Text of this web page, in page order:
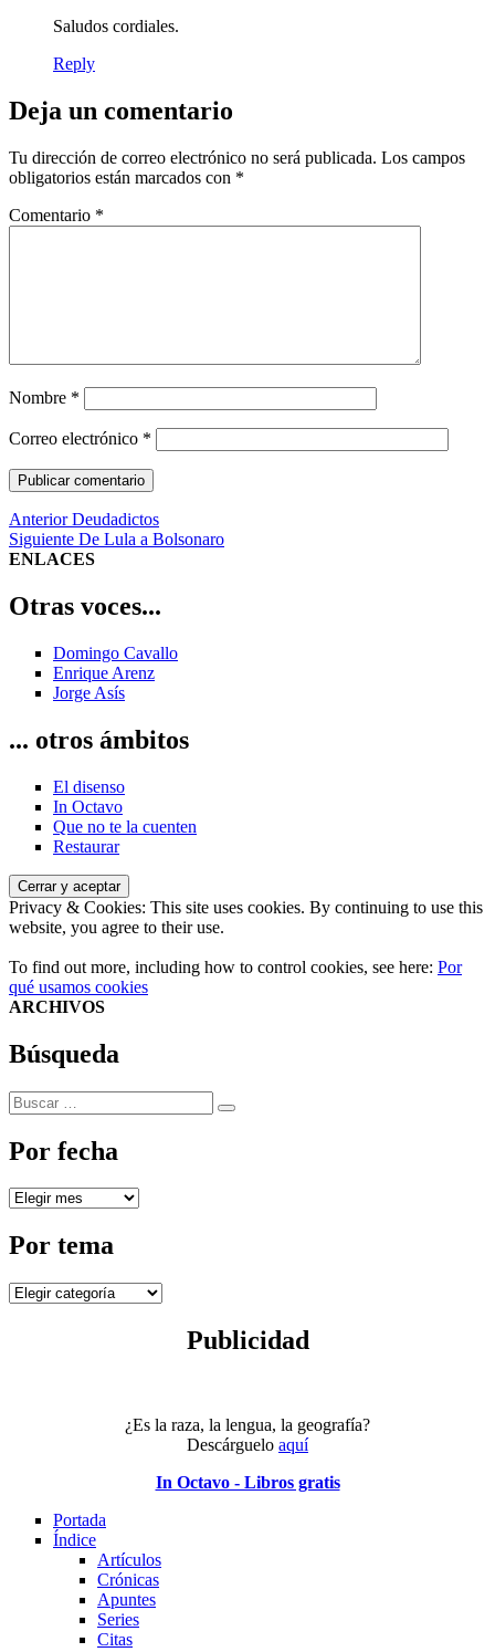
Saludos cordiales.
Reply
Deja un comentario
Tu dirección de correo electrónico no será publicada. Los campos
obligatorios están marcados con *
Comentario *
Nombre *
Correo electrónico *
Navegación
de
Anterior Entrada
anterior:
Deudadictos
Siguiente Entrada
siguiente:
De Lula a Bolsonaro
ENLACES
Otras voces...
Domingo Cavallo
Enrique Arenz
Jorge Asís
... otros ámbitos
El disenso
In Octavo
Que no te la cuenten
Restaurar
Privacy & Cookies: This site uses cookies. By continuing to use this
website, you agree to their use.
To find out more, including how to control cookies, see here: Por
qué usamos cookies
ARCHIVOS
Búsqueda
Buscar
por:
Buscar
Por fecha
Por
Por tema
Por
Publicidad
¿Es la raza, la lengua, la geografía?
Descárguelo aquí
In Octavo - Libros gratis
Portada
Índice
Artículos
Crónicas
Apuntes
Series
Citas